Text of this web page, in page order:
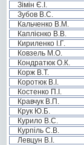
Зімін Є.І.
Зубов В.С.
Кальченко В.М.
Каплієнко В.В.
Кириленко І.Г.
Ковзель М.О.
Кондратюк О.К.
Корж В.Т.
Коротюк В.І.
Костенко П.І.
Кравчук В.П.
Крук Ю.Б.
Курило В.С.
Курпіль С.В.
Левцун В.І.